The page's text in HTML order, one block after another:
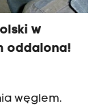
w
oddalona!
węglem.